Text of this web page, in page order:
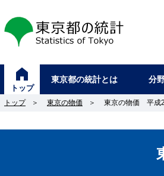
東京都の統計
トップ
東京都の統計とは 分
トップ ＞ 東京の物価 ＞ 東京の物価 平成